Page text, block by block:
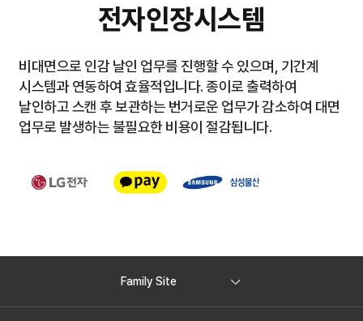
전자인장시스템
비대면으로 인감 날인 업무를 진행할 수 있으며, 기간계
시스템과 연동하여 효율적입니다.종이로 출력하여
날인하고 스캔 후 보관하는 번거로운 업무가 감소하여 대면
업무로 발생하는불필요한 비용이 절감됩니다.
Family Site